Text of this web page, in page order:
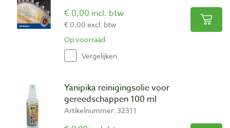
€ 0,00 incl. btw
€ 0,00 excl. btw
Op voorraad
Vergelijken
Yanipika reinigingsolie voor
gereedschappen 100 ml
Artikelnummer: 32311